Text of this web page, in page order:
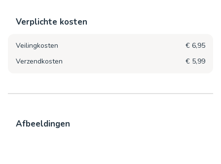
Verplichte kosten
Veilingkosten
€ 6,95
Verzendkosten
€ 5,99
Afbeeldingen